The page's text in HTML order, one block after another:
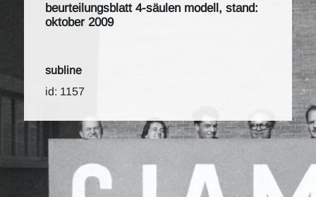
beurteilungsblatt 4-säulen modell, stand:
oktober 2009
subline
id: 1157